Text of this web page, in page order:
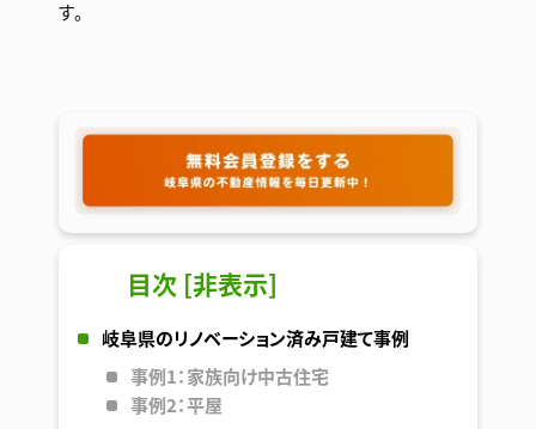
す。
目次 [非表示]
岐阜県のリノベーション済み戸建て事例
事例1：家族向け中古住宅
事例2：平屋